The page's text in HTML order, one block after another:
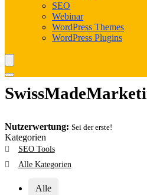
SEO
Webinar
WordPress Themes
WordPress Plugins
Nutzerwertung: Sei der erste!
Kategorien
SEO Tools
Alle Kategorien
Alle